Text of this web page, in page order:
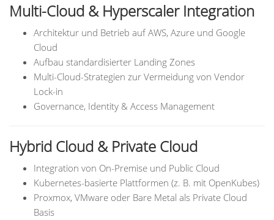
Multi-Cloud & Hyperscaler Integration
Architektur und Betrieb auf AWS, Azure und Google
Cloud
Aufbau standardisierter Landing Zones
Multi-Cloud-Strategien zur Vermeidung von Vendor
Lock-in
Governance, Identity & Access Management
Hybrid Cloud & Private Cloud
Integration von On-Premise und Public Cloud
Kubernetes-basierte Plattformen (z. B. mit OpenKubes)
Proxmox, VMware oder Bare Metal als Private Cloud
Basis